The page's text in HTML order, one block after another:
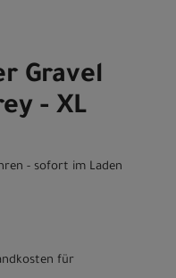
Gravel
- XL
- sofort im Laden
für